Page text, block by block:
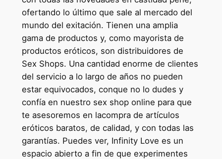
ofertando lo último que sale al mercado del
mundo del exitación. Tienen una amplia
gama de productos y, como mayorista de
productos eróticos, son distribuidores de
Sex Shops. Una cantidad enorme de clientes
del servicio a lo largo de años no pueden
estar equivocados, conque no lo dudes y
confía en nuestro sex shop online para que
te asesoremos en lacompra de artículos
eróticos baratos, de calidad, y con todas las
garantías. Puedes ver, Infinity Love es un
espacio abierto a fin de que experimentes